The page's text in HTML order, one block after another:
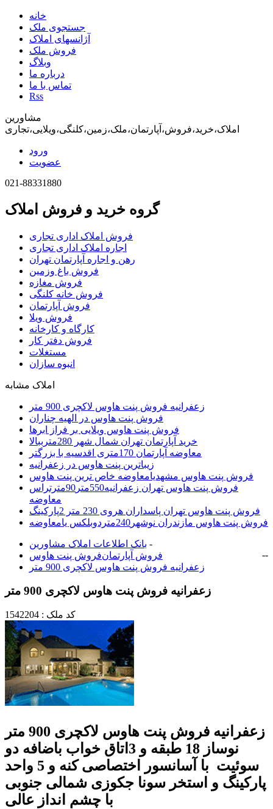
خانه
جستجوی ملک
آژانسهای املاک
فروش ملک
وبلاگ
درباره ما
تماس با ما
Rss
مشاورین
املاک،خرید،فروش،آپارتمان،ملک،زمین،کلنگی،ویلایی،تجاری
ورود
عضویت
021-88331880
گروه خرید و فروش املاک
فروش املاک اداری تجاری
اجاره املاک اداری تجاری
رهن و اجاره آپارتمان تهران
فروش باغ وزمین
فروش مغازه
فروش خانه کلنگی
فروش آپارتمان
فروش ویلا
کارگاه و کارخانه
فروش دفتر کار
مستغلات
انبوه سازان
املاک مشابه
زعفرانیه فروش پنت هاوس لاکچری 900 متر
فروش پنت هاوس در الهیه چناران
فروش پنت هاوس ویلایی بر فراز ابرها
خرید آپارتمان تهران شمال شهر 280مترببالا
معاوضه آپارتمان 170متری اقدسیه با بزرگتر
زیباترین پنت هاوس در زعفرانیه
فروش پنت هاوس مشهدیامعاوضه خاص ترین پنت هاوس
فروش پنت هاوس تهران زعفرانیه550متر90مترتراس
معاوضه
فروش پنت هاوس تهران پاسداران هروی 230 متر 2پارکینگ
فروش پنت هاوس مازندران نوشهر240متردوبلکس یامعاوضه
بانک اطلاعات املاک مشاورين -
فروش آپارتمان
- فروش پنت هاوس
-
زعفرانیه فروش پنت هاوس لاکچری 900 متر
زعفرانیه فروش پنت هاوس لاکچری 900 متر
کد ملک : 1542204
زعفرانیه فروش پنت هاوس لاکچری 900 متر
نوساز 18 طبقه و 3اتاق خواب باضافه دو
سوئیت با آسانسور اختصاصی کنه و 5 واحد
پارکینگ و استخر سونا جکوزی شمالی جنوبی
با چشم انداز عالی